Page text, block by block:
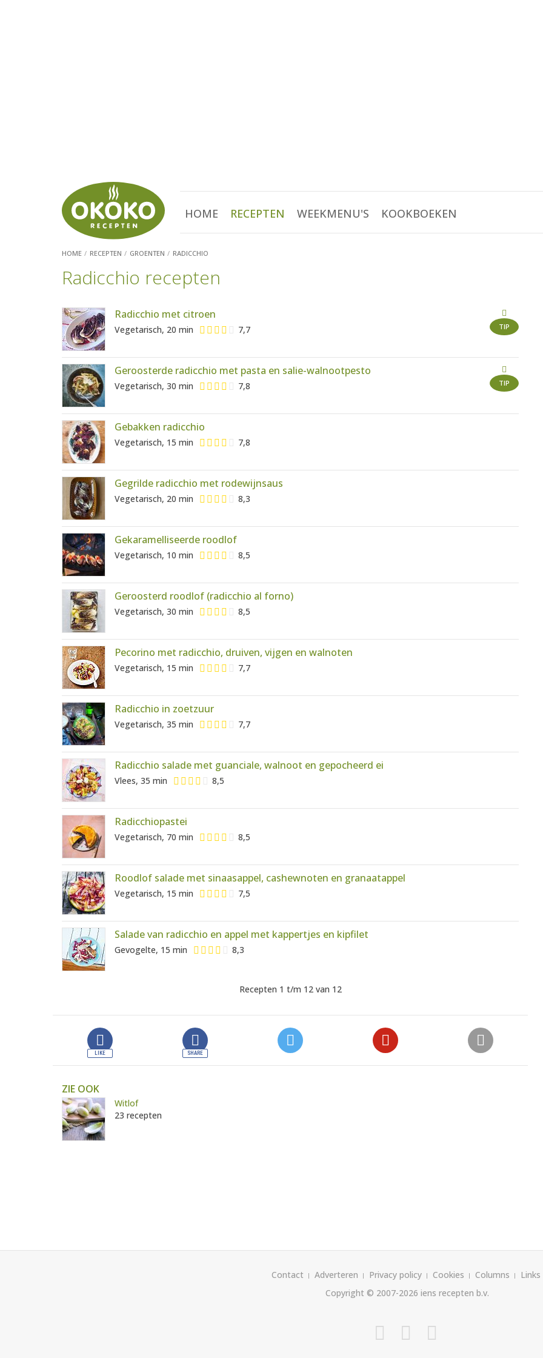
HOME RECEPTEN WEEKMENU'S KOOKBOEKEN
HOME RECEPTEN GROENTEN RADICCHIO
Radicchio recepten
TIP
Radicchio met citroen
Vegetarisch, 20 min 7,7
TIP
Geroosterde radicchio met pasta en salie-walnootpesto
Vegetarisch, 30 min 7,8
Gebakken radicchio
Vegetarisch, 15 min 7,8
Gegrilde radicchio met rodewijnsaus
Vegetarisch, 20 min 8,3
Gekaramelliseerde roodlof
Vegetarisch, 10 min 8,5
Geroosterd roodlof (radicchio al forno)
Vegetarisch, 30 min 8,5
Pecorino met radicchio, druiven, vijgen en walnoten
Vegetarisch, 15 min 7,7
Radicchio in zoetzuur
Vegetarisch, 35 min 7,7
Radicchio salade met guanciale, walnoot en gepocheerd ei
Vlees, 35 min 8,5
Radicchiopastei
Vegetarisch, 70 min 8,5
Roodlof salade met sinaasappel, cashewnoten en granaatappel
Vegetarisch, 15 min 7,5
Salade van radicchio en appel met kappertjes en kipfilet
Gevogelte, 15 min 8,3
Recepten 1 t/m 12 van 12
ZIE OOK
Witlof
23 recepten
Contact Adverteren Privacy policy Cookies Columns
Links
Copyright © 2007-2026 iens recepten b.v.